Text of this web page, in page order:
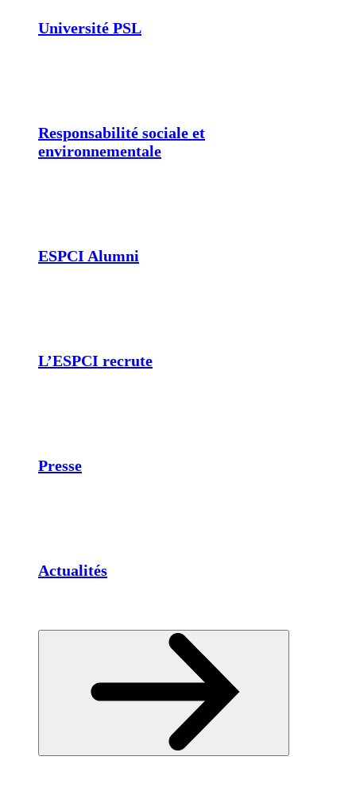
Université PSL
Responsabilité sociale et
environnementale
ESPCI Alumni
L’ESPCI recrute
Presse
Actualités